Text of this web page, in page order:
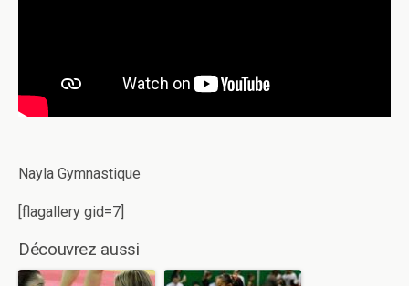
Nayla Gymnastique
[flagallery gid=7]
Découvrez aussi